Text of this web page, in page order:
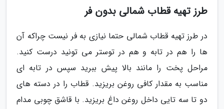
طرز تهیه قطاب شمالی بدون فر
در طرز تهیه قطاب شمالی حتما نیازی به فر نیست چراکه آن
ها را هم در تابه و هم در توستر می تونید درست کنید.
مراحل پخت را مانند بالا پیش ببرید سپس در تابه ای
مناسب به مقدار کافی روغن بریزید. قطاب را در دسته های
دو تا سه تایی داخل روغن داغ بریزید. با قاشق چوبی مدام